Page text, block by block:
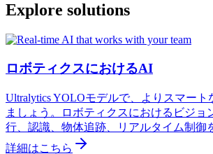
Explore solutions
ロボティクスにおけるAI
Ultralytics YOLOモデルで、よりスマート
ましょう。ロボティクスにおけるビジョ
行、認識、物体追跡、リアルタイム制御
詳細はこちら